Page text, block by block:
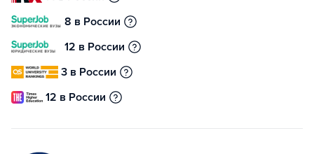
8 в России
12 в России
3 в России
12 в России